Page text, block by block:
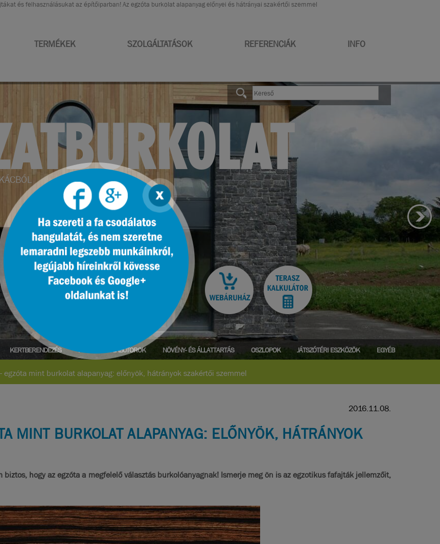
és felhasználásukat az építőiparban! Az egzóta burkolat alapanyag előnyei és hátrányai szakértői szemmel
TERMÉKEK SZOLGÁLTATÁSOK REFERENCIÁK INFO
KERTBERENDEZÉS PARK- ÉS UTCABÚTOROK NÖVÉNY- ÉS ÁLLATTARTÁS OSZLOPOK JÁTSZÓTÉRI ESZKÖZÖK EGYÉB
egzóta mint burkolat alapanyag: előnyök, hátrányok szakértői szemmel
2016.11.08.
MINT BURKOLAT ALAPANYAG: ELŐNYÖK, HÁTRÁNYOK
hogy az egzóta a megfelelő választás burkolóanyagnak! Ismerje meg ön is az egzotikus fafajták jellemzőit,